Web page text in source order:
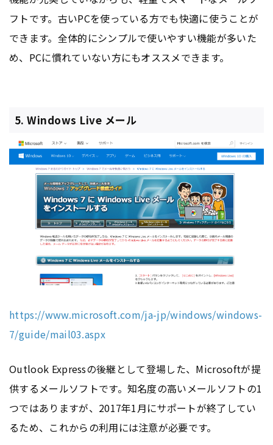
フトです。古いPCを使っている方でも快適に使うことが
できます。全体的にシンプルで使いやすい機能が多いた
め、PCに慣れていない方にもオススメできます。
5. Windows Live メール
https://www.microsoft.com/ja-jp/windows/windows-
7/guide/mail03.aspx
Outlook Expressの後継として登場した、Microsoftが提
供するメールソフトです。知名度の高いメールソフトの1
つではありますが、2017年1月にサポートが終了してい
るため、これからの利用には注意が必要です。